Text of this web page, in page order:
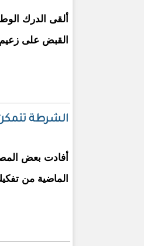
القبض على
الشرطة
أفادت بعض
الماضية من